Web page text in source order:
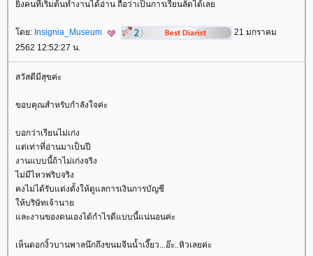
ิ่งคนที่เริ่มต้นทำงานได้อ่าน ถือว่าเป็นการเรียนลัดได้เล
ดย: Insignia_Museum
21 มกราคม
2562 12:52:27 น.
สวัสดีมีสุขค่ะ
ขอบคุณสำหรับกำลังใจค่ะ
บอกว่าเรียนไม่เก่ง
ต่เท่าที่อ่านมาเป็นปี
งานแบบนี้ถ้าไม่เก่งจริง
ไม่มีไหวพริบจริง
คงไม่ได้รับแต่งตั้งให้ดูแลการเงินการบัญชี
ห้บริษัทเจ้านา
ละงานของตนเองได้กำไรดีแบบนี้แน่นอนค่ะ
เห็นดอกงิ้วบานพาลนึกถึงขนมจีนน้ำเงี๊ยว...อ๊ะ..หิวเลยค่ะ